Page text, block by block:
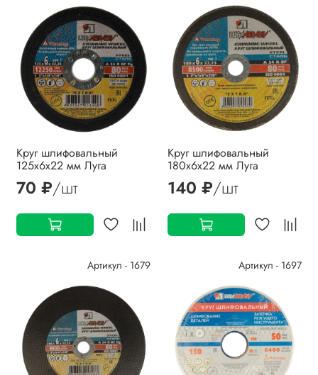
Круг шлифовальный
125х6х22 мм Луга
70 ₽/шт
Круг шлифовальный
180х6х22 мм Луга
140 ₽/шт
Артикул - 1679 Артикул - 1697